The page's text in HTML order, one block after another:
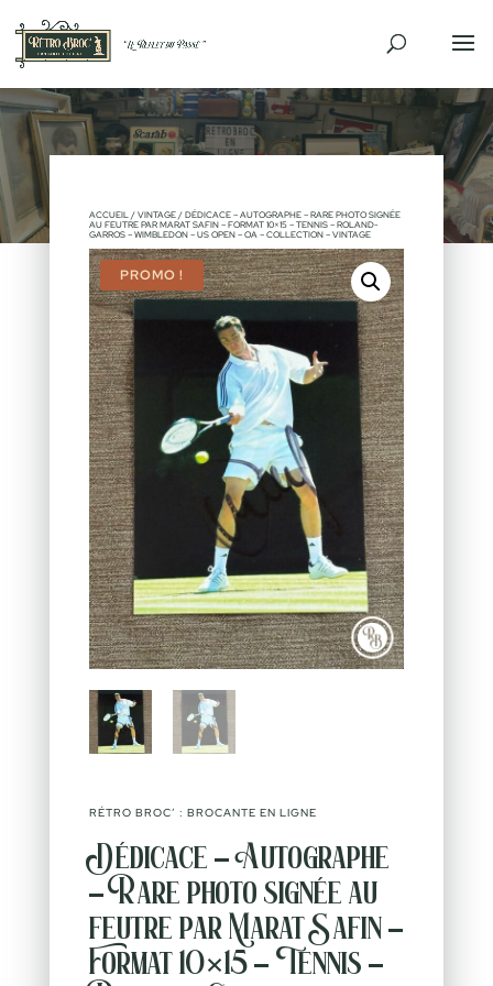
ACCUEIL/ VINTAGE/ DÉDICACE – AUTOGRAPHE – RARE PHOTO SIGNÉE
AU FEUTRE PAR MARAT SAFIN – FORMAT 10×15 – TENNIS – ROLAND-
GARROS – WIMBLEDON – US OPEN – OA – COLLECTION – VINTAGE
PROMO !
RÉTRO BROC’ : BROCANTE EN LIGNE
Dédicace – Autographe
– Rare photo signée au
feutre par Marat Safin –
Format 10×15 – Tennis –